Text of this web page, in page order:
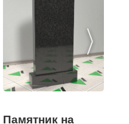
Памятник на